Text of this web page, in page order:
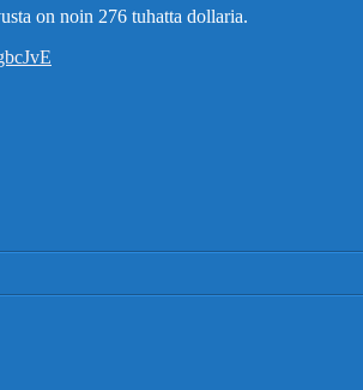
on noin 276 tuhatta dollaria.